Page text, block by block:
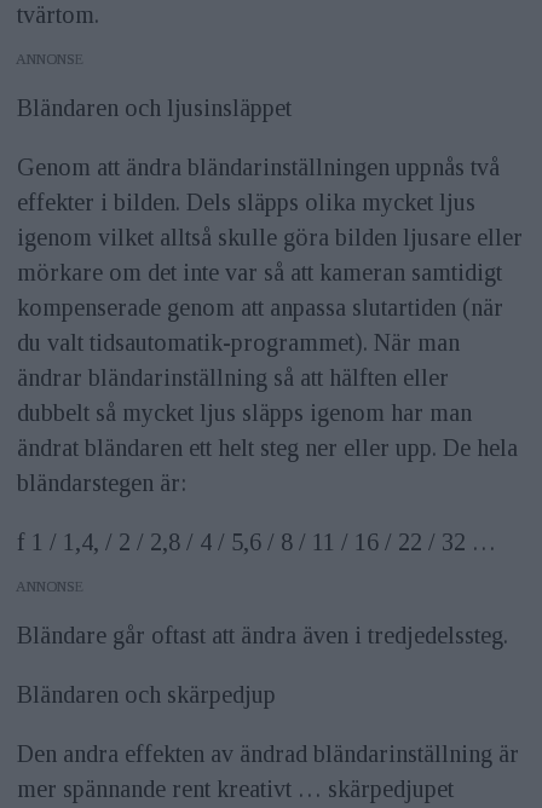
tvärtom.
ANNONS
Bländaren och ljusinsläppet
Genom att ändra bländarinställningen uppnås två
effekter i bilden. Dels släpps olika mycket ljus
igenom vilket alltså skulle göra bilden ljusare eller
mörkare om det inte var så att kameran samtidigt
kompenserade genom att anpassa slutartiden (när
du valt tidsautomatik-programmet). När man
ändrar bländarinställning så att hälften eller
dubbelt så mycket ljus släpps igenom har man
ändrat bländaren ett helt steg ner eller upp. De hela
bländarstegen är:
f 1 / 1,4, / 2 / 2,8 / 4 / 5,6 / 8 / 11 / 16 / 22 / 32 …
ANNONS
Bländare går oftast att ändra även i tredjedelssteg.
Bländaren och skärpedjup
Den andra effekten av ändrad bländarinställning är
mer spännande rent kreativt … skärpedjupet